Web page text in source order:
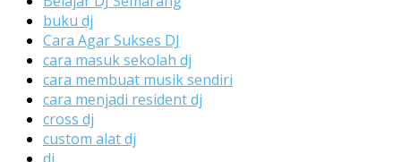
buku dj
Cara Agar Sukses DJ
cara masuk sekolah dj
cara membuat musik sendiri
cara menjadi resident dj
cross dj
custom alat dj